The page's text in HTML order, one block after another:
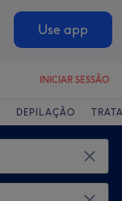
Use app
INICIAR SESSÃO
DEPILAÇÃO